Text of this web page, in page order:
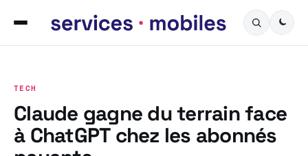
TECH
Claude gagne du terrain face
à ChatGPT chez les abonnés